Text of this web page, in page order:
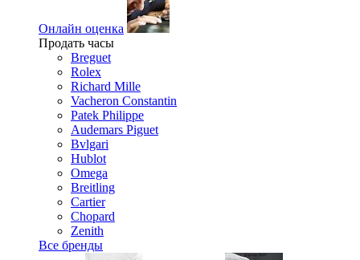
Онлайн оценка
Продать часы
Breguet
Rolex
Richard Mille
Vacheron Constantin
Patek Philippe
Audemars Piguet
Bvlgari
Hublot
Omega
Breitling
Cartier
Chopard
Zenith
Все бренды